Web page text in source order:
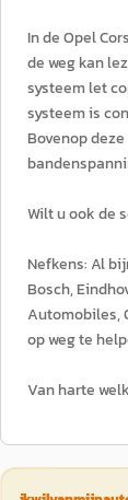
In de Opel
de weg kan
systeem let
systeem is
Bovenop
Wilt u ook de
Nefkens: Al
Bosch,
Automobiles,
op weg te
Van harte